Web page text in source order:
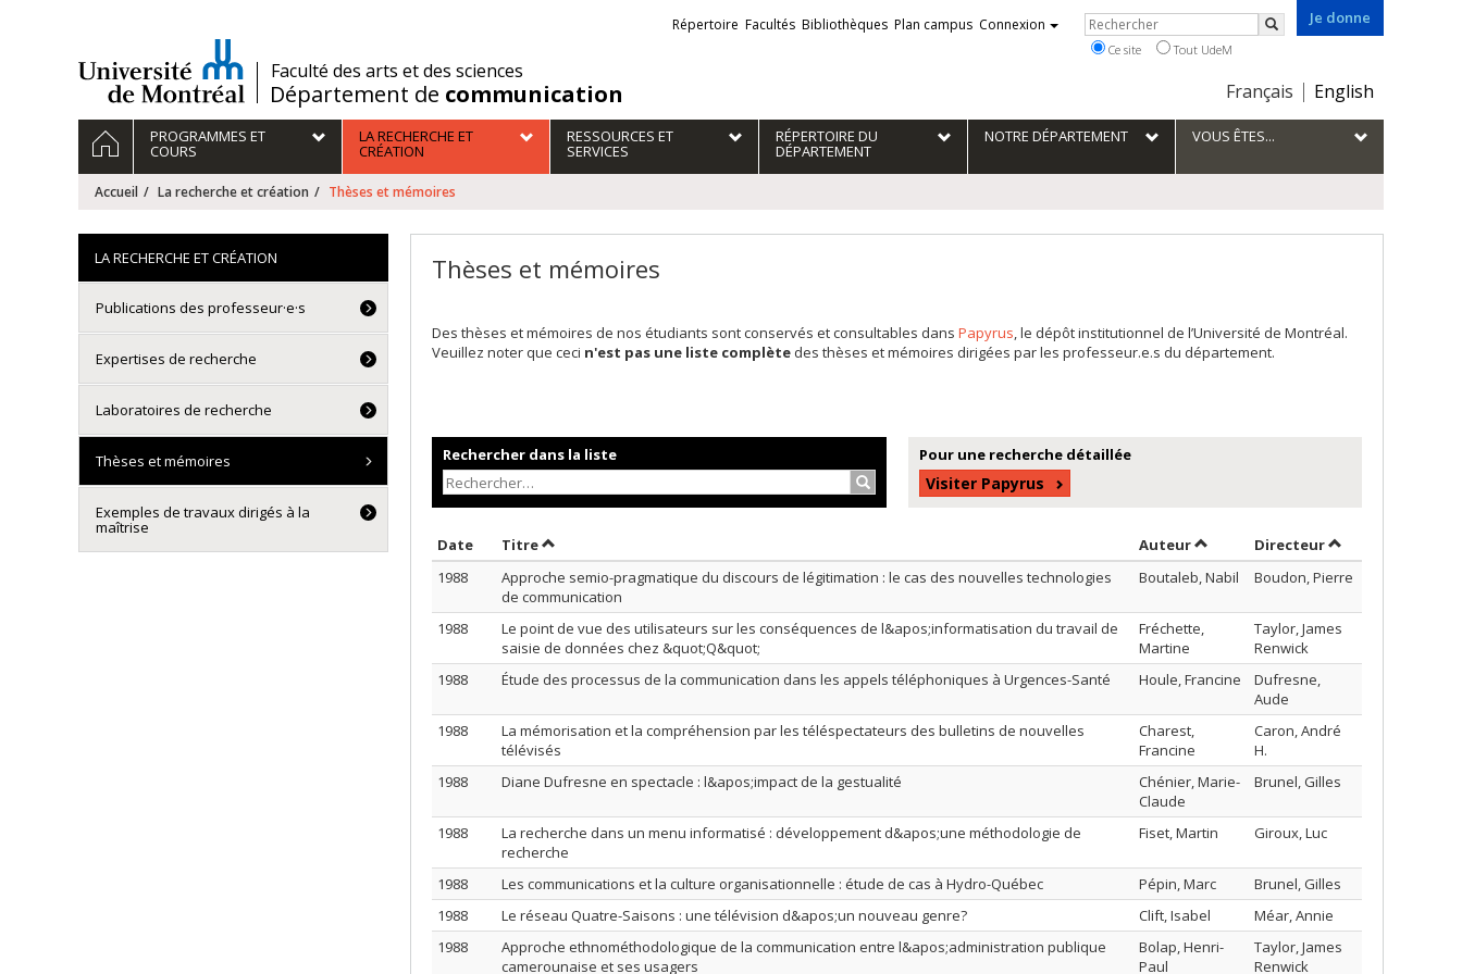
/Faculté des arts et des sciences
Département de communication
Je donne
Choix
la
langue
Français English
Liens
externes
Répertoire Facultés Bibliothèques Plan campus Connexion Rechercher
Rechercher
Ce site Tout UdeM
Navigation
principale
ACCUEILPROGRAMMES ET
COURS
LA RECHERCHE ET
CRÉATION
RESSOURCES ET
SERVICES
RÉPERTOIRE DU
DÉPARTEMENT
NOTRE DÉPARTEMENT VOUS ÊTES...
Accueil La recherche et création Thèses et mémoires
Thèses et mémoires
Des thèses et mémoires de nos étudiants sont conservés et consultables dans Papyrus, le dépôt institutionnel de l’Université de Montréal.
Veuillez noter que ceci n'est pas une liste complète des thèses et mémoires dirigées par les professeur.e.s du département.
Rechercher dans la liste
Rechercher…
Pour une recherche détaillée
Visiter Papyrus
Date Trier par date en ordre décroissant
TitreTrier par titre en ordre décroissant AuteurTrier par auteur en ordre
Directeurpar contributeur
1988
Approche semio-pragmatique du discours de légitimation : le cas des nouvelles technologies
de communication
Boutaleb, Nabil Boudon, Pierre
1988
Le point de vue des utilisateurs sur les conséquences de l&apos;informatisation du travail de
saisie de données chez &quot;Q&quot;
Fréchette,
Martine
Taylor, James
Renwick
1988
Étude des processus de la communication dans les appels téléphoniques à Urgences-Santé Houle, Francine
Dufresne,
Aude
1988
La mémorisation et la compréhension par les téléspectateurs des bulletins de nouvelles
télévisés
Charest,
Francine
Caron, André
H.
1988
Diane Dufresne en spectacle : l&apos;impact de la gestualité
Chénier, Marie-
Claude
Brunel, Gilles
1988
La recherche dans un menu informatisé : développement d&apos;une méthodologie de
recherche
Fiset, Martin Giroux, Luc
1988 Les communications et la culture organisationnelle : étude de cas à Hydro-Québec Pépin, Marc
Brunel, Gilles
1988
Le réseau Quatre-Saisons : une télévision d&apos;un nouveau genre? Clift, Isabel
Méar, Annie
1988
Approche ethnométhodologique de la communication entre l&apos;administration publique
camerounaise et ses usagers
Bolap, Henri-
Paul
Taylor, James
Renwick
LA RECHERCHE ET CRÉATION
Publications des professeur·e·s
Expertises de recherche
Laboratoires de recherche
Thèses et mémoires
Exemples de travaux dirigés à la
maîtrise